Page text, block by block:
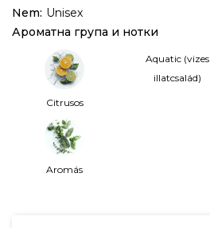
Nem: Unisex
Ароматна група и нотки
Citrusos
Aquatic (vizes
illatcsalád)
Aromás